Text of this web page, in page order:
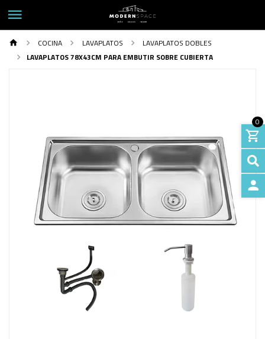
0
COCINA LAVAPLATOS
LAVAPLATOS DOBLES
LAVAPLATOS 78X43CM PARA EMBUTIR SOBRE CUBIERTA
Previous